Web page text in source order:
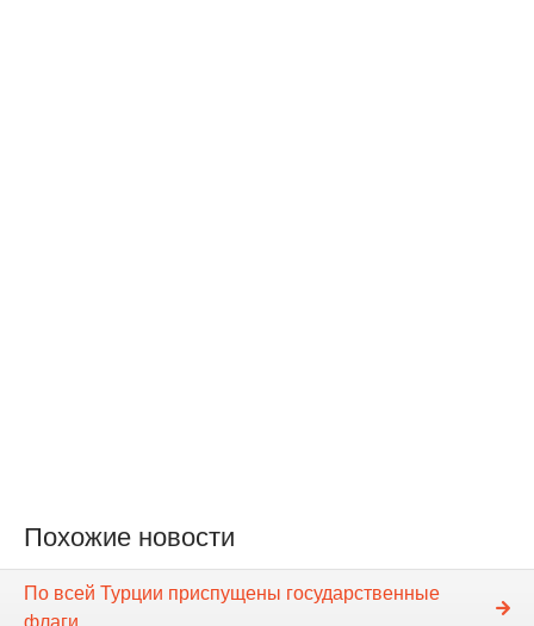
Похожие новости
По всей Турции приспущены государственные